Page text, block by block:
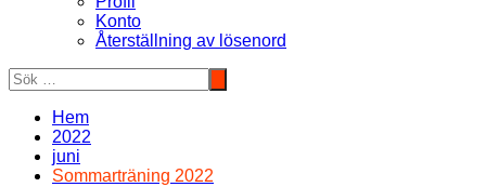
Konto
Återställning av lösenord
Hem
2022
juni
Sommarträning 2022